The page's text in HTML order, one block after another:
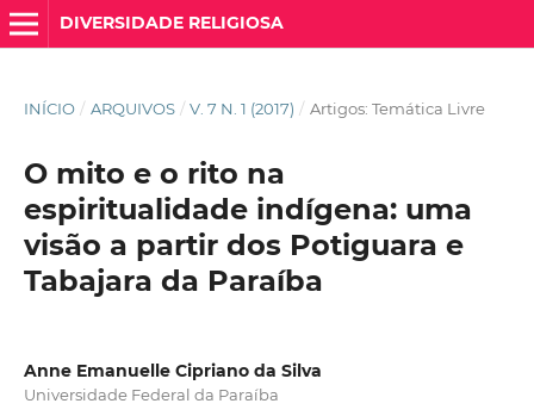
DIVERSIDADE RELIGIOSA
INÍCIO / ARQUIVOS / V. 7 N. 1 (2017) / Artigos: Temática Livre
O mito e o rito na
espiritualidade indígena: uma
visão a partir dos Potiguara e
Tabajara da Paraíba
Anne Emanuelle Cipriano da Silva
Universidade Federal da Paraíba